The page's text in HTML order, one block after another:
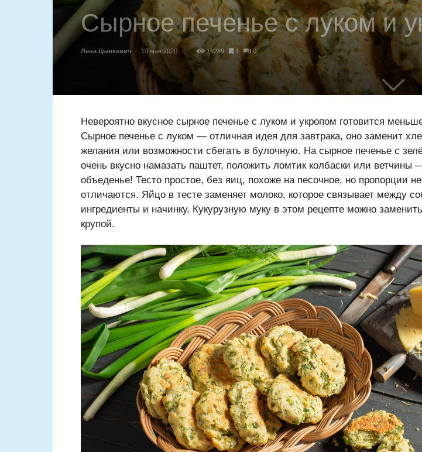
Сырное печенье с луком и
Лена Цынкевич - 10 мая 2020 16289 1 0
Невероятно вкусное сырное печенье с луком и укропом готовится
Сырное печенье с луком — отличная идея для завтрака, оно заменит
желания или возможности сбегать в булочную. На сырное печенье с
очень вкусно намазать паштет, положить ломтик колбаски или ветчины
объеденье! Тесто простое, без яиц, похоже на песочное, но пропорции
отличаются. Яйцо в тесте заменяет молоко, которое связывает между
ингредиенты и начинку. Кукурузную муку в этом рецепте можно
крупой.